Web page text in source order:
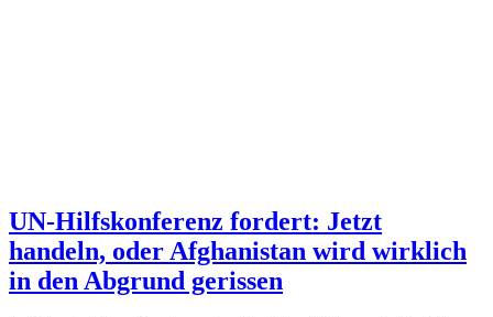
UN-Hilfskonferenz fordert: Jetzt
handeln, oder Afghanistan wird wirklich
in den Abgrund gerissen